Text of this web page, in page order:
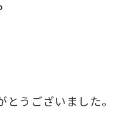
うございました。